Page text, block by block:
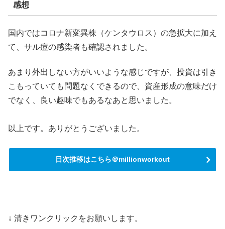
感想
国内ではコロナ新変異株（ケンタウロス）の急拡大に加え
て、サル痘の感染者も確認されました。
あまり外出しない方がいいような感じですが、投資は引き
こもっていても問題なくできるので、資産形成の意味だけ
でなく、良い趣味でもあるなあと思いました。
以上です。ありがとうございました。
日次推移はこちら＠millionworkout
↓ 清きワンクリックをお願いします。